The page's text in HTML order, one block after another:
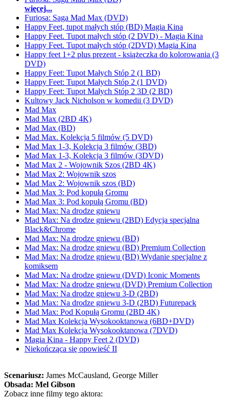
więcej...
Furiosa: Saga Mad Max (DVD)
Happy Feet, tupot małych stóp (BD) Magia Kina
Happy Feet. Tupot małych stóp (2 DVD) - Magia Kina
Happy Feet. Tupot małych stóp (2DVD) Magia Kina
Happy feet 1+2 plus prezent - książeczka do kolorowania (3
DVD)
Happy Feet: Tupot Małych Stóp 2 (1 BD)
Happy Feet: Tupot Małych Stóp 2 (1 DVD)
Happy Feet: Tupot Małych Stóp 2 3D (2 BD)
Kultowy Jack Nicholson w komedii (3 DVD)
Mad Max
Mad Max (2BD 4K)
Mad Max (BD)
Mad Max. Kolekcja 5 filmów (5 DVD)
Mad Max 1-3, Kolekcja 3 filmów (3BD)
Mad Max 1-3, Kolekcja 3 filmów (3DVD)
Mad Max 2 - Wojownik Szos (2BD 4K)
Mad Max 2: Wojownik szos
Mad Max 2: Wojownik szos (BD)
Mad Max 3: Pod kopułą Gromu
Mad Max 3: Pod kopułą Gromu (BD)
Mad Max: Na drodze gniewu
Mad Max: Na drodze gniewu (2BD) Edycja specjalna
Black&Chrome
Mad Max: Na drodze gniewu (BD)
Mad Max: Na drodze gniewu (BD) Premium Collection
Mad Max: Na drodze gniewu (BD) Wydanie specjalne z
komiksem
Mad Max: Na drodze gniewu (DVD) Iconic Moments
Mad Max: Na drodze gniewu (DVD) Premium Collection
Mad Max: Na drodze gniewu 3-D (2BD)
Mad Max: Na drodze gniewu 3-D (2BD) Futurepack
Mad Max: Pod Kopułą Gromu (2BD 4K)
Mad Max Kolekcja Wysokooktanowa (6BD+DVD)
Mad Max Kolekcja Wysokooktanowa (7DVD)
Magia Kina - Happy Feet 2 (DVD)
Niekończąca się opowieść II
Scenariusz: James McCausland, George Miller
Obsada: Mel Gibson
Zobacz inne filmy tego aktora: